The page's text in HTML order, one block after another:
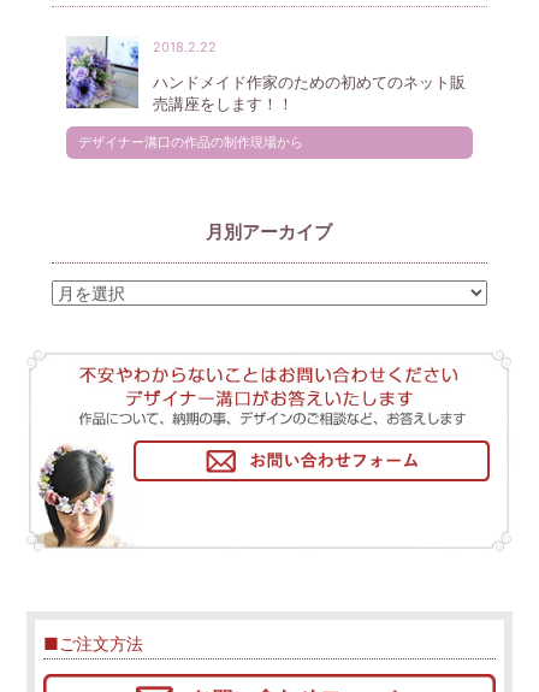
2018.2.22
ハンドメイド作家のための初めてのネット販
売講座をします！！
デザイナー溝口の作品の制作現場から
月別アーカイブ
■ご注文方法